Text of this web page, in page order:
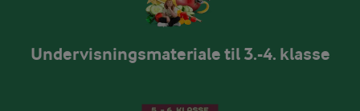
Undervisningsmateriale til 3.-4. klasse